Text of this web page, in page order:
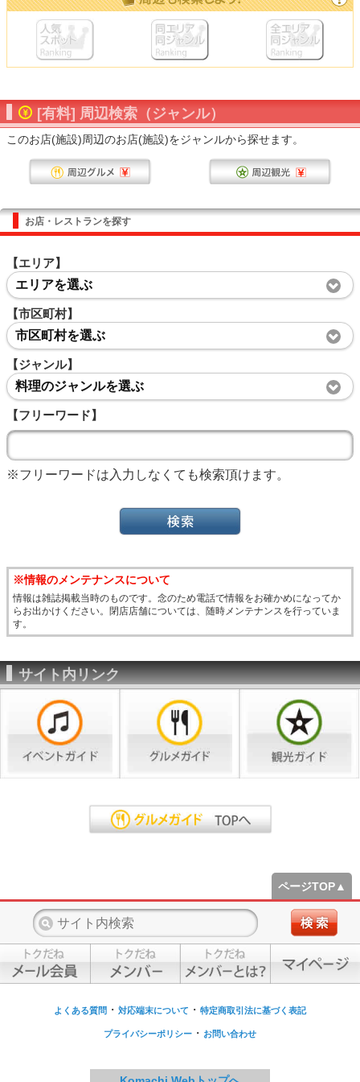
[有料] 周辺検索（ジャンル）
このお店(施設)周辺のお店(施設)をジャンルから探せます。
お店・レストランを探す
【エリア】
エリアを選ぶ
【市区町村】
市区町村を選ぶ
【ジャンル】
料理のジャンルを選ぶ
【フリーワード】
※フリーワードは入力しなくても検索頂けます。
※情報のメンテナンスについて
情報は雑誌掲載当時のものです。念のため電話で情報をお確かめになってか
らお出かけください。閉店店舗については、随時メンテナンスを行っていま
す。
サイト内リンク
ページTOP▲
よくある質問 ・ 対応端末について ・ 特定商取引法に基づく表記
プライバシーポリシー ・ お問い合わせ